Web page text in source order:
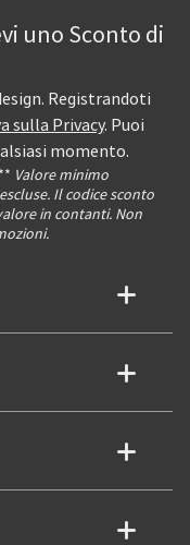
uno Sconto di
Registrandoti
sulla Privacy. Puoi
momento.
** Valore minimo
Il codice sconto
in contanti. Non